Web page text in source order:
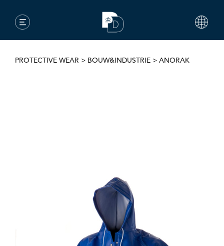
PROTECTIVE WEAR > BOUW&INDUSTRIE > ANORAK